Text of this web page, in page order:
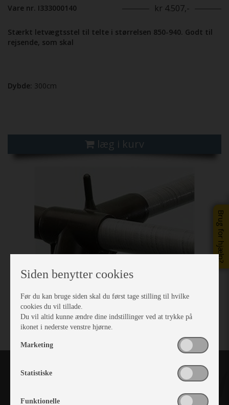
Brug for hjælp?
Vare nr. I333000140 kr 4.507,-
Stærkt letvægtsstel til telte i størrelsen 850-940. Godt til
rejsende, som skal
Dybde: 300cm
læg i kurv
Siden benytter cookies
Før du kan bruge siden skal du først tage stilling til hvilke
cookies du vil tillade.
Du vil altid kunne ændre dine indstillinger ved at trykke på
ikonet i nederste venstre hjørne.
Marketing
Statistiske
Funktionelle